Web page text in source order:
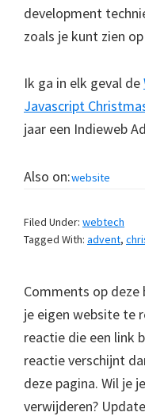
development
zoals je kunt zien op
Ik ga in elk geval de
Javascript
jaar een Indieweb
Also on:website
Filed Under: webtech
Tagged With: advent,
Comments op deze
je eigen website te
reactie die een link
reactie verschijnt
deze pagina. Wil je
verwijderen?